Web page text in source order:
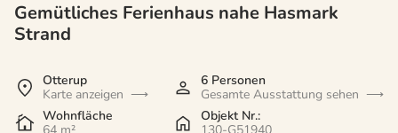
Gemütliches Ferienhaus nahe Hasmark
Strand
Otterup
Karte anzeigen
6 Personen
Gesamte Ausstattung sehen
Wohnfläche
Objekt Nr.: